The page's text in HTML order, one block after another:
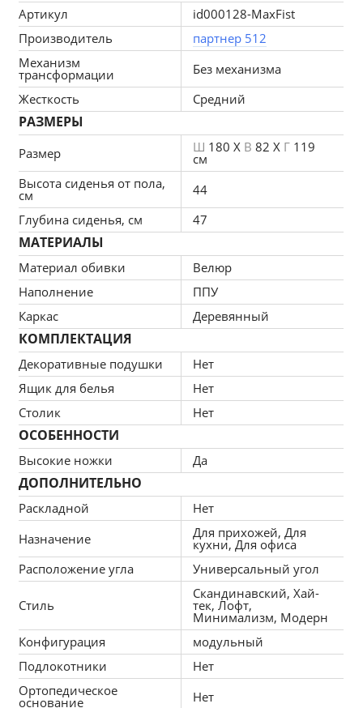
является его независимая комплектация , вы
можете помодульно собрать как угловой диван,
так и спользовать все модули отдельно друг от
друга. Мы ответственно подходим к подбору
материалов для изготовления каждого изделия,
так же мы проверяем мебель перед отправкой
нашим любимым клиентам. Нам важно что бы вы
гордились покупкой, значит мы не зря каждое
утро приходим на работу!
Материал обивки высокопрочный велюр.
Гарантия 12 месяцев.
Артикул
id000128-MaxFist
Производитель
партнер 512
Механизм
трансформации
Без механизма
Жесткость
Средний
РАЗМЕРЫ
Размер Ш 180 X В 82 X Г 119
см
Высота сиденья от пола,
см
44
Глубина сиденья, см
47
МАТЕРИАЛЫ
Материал обивки
Велюр
Наполнение
ППУ
Каркас
Деревянный
КОМПЛЕКТАЦИЯ
Декоративные подушки
Нет
Ящик для белья
Нет
Столик
Нет
ОСОБЕННОСТИ
Высокие ножки Да
ДОПОЛНИТЕЛЬНО
Раскладной
Нет
Назначение
Для прихожей, Для
кухни, Для офиса
Расположение угла
Универсальный угол
Стиль
Скандинавский, Хай-
тек, Лофт,
Минимализм, Модерн
Конфигурация
модульный
Подлокотники
Нет
Ортопедическое
основание Нет